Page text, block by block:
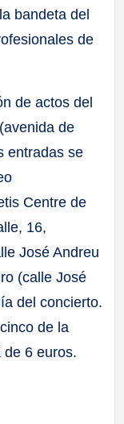
bandeta del
de
de actos del
de
entradas se
Centre de
16,
José Andreu
(calle José
del concierto.
de la
de 6 euros.